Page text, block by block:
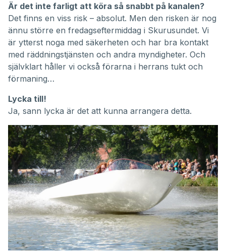
Är det inte farligt att köra så snabbt på kanalen?
Det finns en viss risk – absolut. Men den risken är nog
ännu större en fredagseftermiddag i Skurusundet. Vi
är ytterst noga med säkerheten och har bra kontakt
med räddningstjänsten och andra myndigheter. Och
självklart håller vi också förarna i herrans tukt och
förmaning…
Lycka till!
Ja, sann lycka är det att kunna arrangera detta.